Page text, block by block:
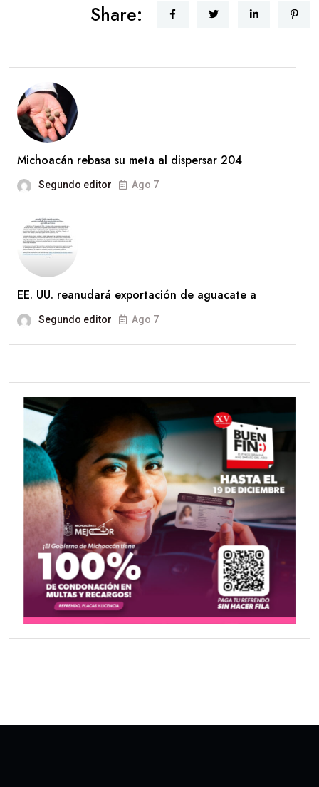
Share:
Michoacán rebasa su meta al dispersar 204
Segundo editor Ago 7
EE. UU. reanudará exportación de aguacate a
Segundo editor Ago 7